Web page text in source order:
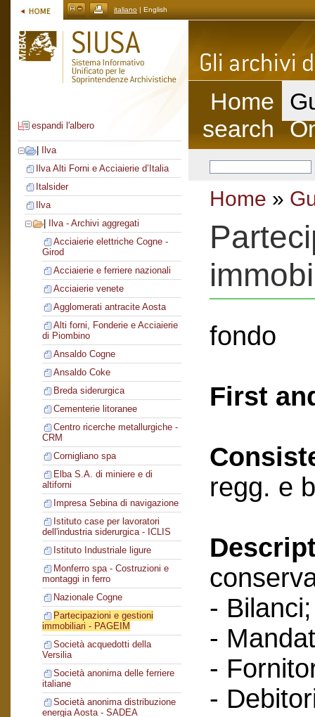
italiano | English
espandi l'albero
Ilva
Ilva Alti Forni e Acciaierie d’Italia
Italsider
Ilva
Ilva - Archivi aggregati
Acciaierie elettriche Cogne -
Girod
Acciaierie e ferriere nazionali
Acciaierie venete
Agglomerati antracite Aosta
Alti forni, Fonderie e Acciaierie
di Piombino
Ansaldo Cogne
Ansaldo Coke
Breda siderurgica
Cementerie litoranee
Centro ricerche metallurgiche -
CRM
Cornigliano spa
Elba S.A. di miniere e di
altiforni
Impresa Sebina di navigazione
Istituto case per lavoratori
dell'industria siderurgica - ICLIS
Istituto Industriale ligure
Monferro spa - Costruzioni e
montaggi in ferro
Nazionale Cogne
Partecipazioni e gestioni
immobiliari - PAGEIM
Società acquedotti della
Versilia
Società anonima delle ferriere
italiane
Società anonima distribuzione
energia Aosta - SADEA
Home
search
Home »
fondo
First
regg. e
- Bilanci;
-
-
-